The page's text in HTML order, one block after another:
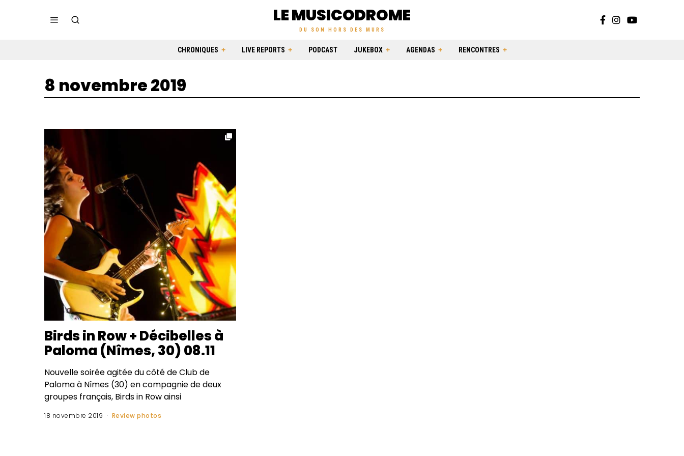
LE MUSICODROME
DU SON HORS DES MURS
CHRONIQUES LIVE REPORTS PODCAST JUKEBOX AGENDAS RENCONTRES
8 novembre 2019
Birds in Row + Décibelles à
Paloma (Nîmes, 30) 08.11
Nouvelle soirée agitée du côté de Club de
Paloma à Nîmes (30) en compagnie de deux
groupes français, Birds in Row ainsi
18 novembre 2019 Review photos